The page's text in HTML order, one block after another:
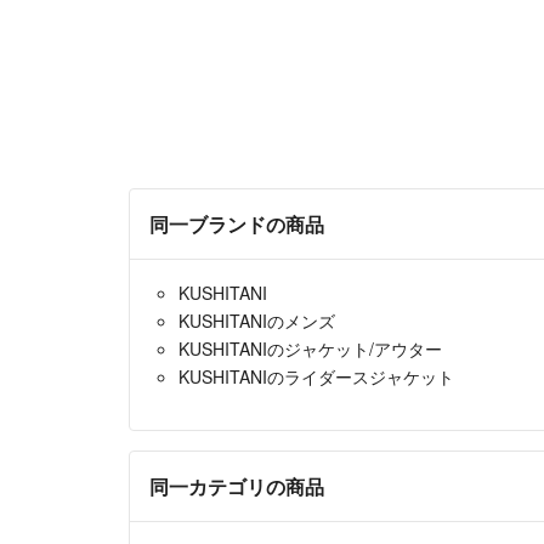
同一ブランドの商品
KUSHITANI
KUSHITANIのメンズ
KUSHITANIのジャケット/アウター
KUSHITANIのライダースジャケット
同一カテゴリの商品